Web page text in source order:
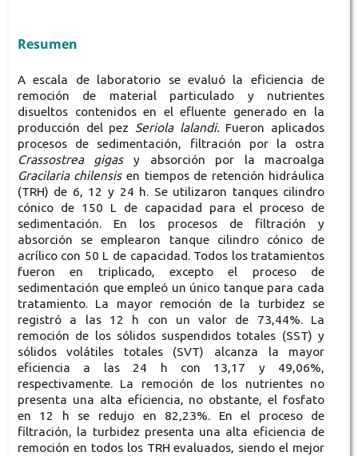
Resumen
A escala de laboratorio se evaluó la eficiencia de
remoción de material particulado y nutrientes
disueltos contenidos en el efluente generado en la
producción del pez Seriola lalandi. Fueron aplicados
procesos de sedimentación, filtración por la ostra
Crassostrea gigasy absorción por la macroalga
Gracilaria chilensisen tiempos de retención hidráulica
(TRH) de 6, 12 y 24 h. Se utilizaron tanques cilindro
cónico de 150 L de capacidad para el proceso de
sedimentación. En los procesos de filtración y
absorción se emplearon tanque cilindro cónico de
acrílico con 50 L de capacidad. Todos los tratamientos
fueron en triplicado, excepto el proceso de
sedimentación que empleó un único tanque para cada
tratamiento. La mayor remoción de la turbidez se
registró a las 12 h con un valor de 73,44%. La
remoción de los sólidos suspendidos totales (SST) y
sólidos volátiles totales (SVT) alcanza la mayor
eficiencia a las 24 h con 13,17 y 49,06%,
respectivamente. La remoción de los nutrientes no
presenta una alta eficiencia, no obstante, el fosfato
en 12 h se redujo en 82,23%. En el proceso de
filtración, la turbidez presenta una alta eficiencia de
remoción en todos los TRH evaluados, siendo el mejor